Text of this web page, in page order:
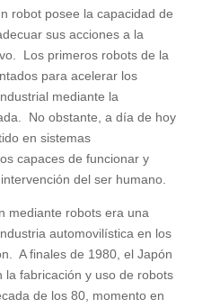
robot posee la capacidad de
sus acciones a la
Los primeros robots de la
para acelerar los
mediante la
No obstante, a día de hoy
en sistemas
capaces de funcionar y
del ser humano.
mediante robots era una
automovilística en los
A finales de 1980, el Japón
fabricación y uso de robots
de los 80, momento en